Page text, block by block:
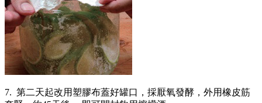
7. 第二天起改用塑膠布蓋好罐口，採厭氧發酵，外用橡皮筋